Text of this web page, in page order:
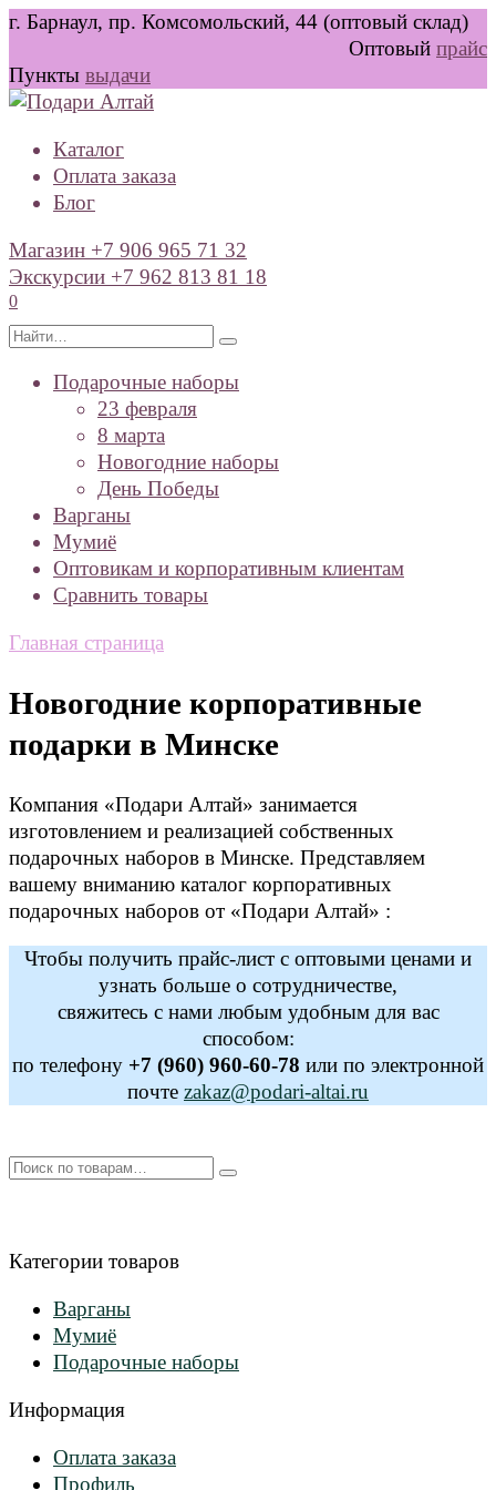
Перейти
содержанию
г. Барнаул, пр. Комсомольский, 44 (оптовый склад)
Оптовый прайс
Пункты выдачи
Каталог
Оплата заказа
Блог
Магазин +7 906 965 71 32
Экскурсии +7 962 813 81 18
0
Search
Подарочные наборы
23 февраля
8 марта
Новогодние наборы
День Победы
Варганы
Мумиё
Оптовикам и корпоративным клиентам
Сравнить товары
Главная страница
Новогодние корпоративные
подарки в Минске
Компания «Подари Алтай» занимается
изготовлением и реализацией собственных
подарочных наборов в Минске. Представляем
вашему вниманию каталог корпоративных
подарочных наборов от «Подари Алтай» :
Чтобы получить прайс-лист с оптовыми ценами и
узнать больше о сотрудничестве,
свяжитесь с нами любым удобным для вас
способом:
по телефону +7 (960) 960-60-78 или по электронной
почте zakaz@podari-altai.ru
Искать:
Категории товаров
Варганы
Мумиё
Подарочные наборы
Информация
Оплата заказа
Профиль